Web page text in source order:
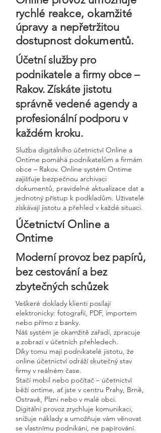
rychlé reakce, okamžité
úpravy a nepřetržitou
dostupnost dokumentů.
Účetní služby pro
podnikatele a firmy obce –
Rakov. Získáte jistotu
správně vedené agendy a
profesionální podporu v
každém kroku.
Služba digitálního účetnictví Online a
Ontime pomáhá podnikatelům a firmám
obce – Rakov. Online systém Ontime
zajišťuje bezpečnou archivaci
dokumentů, pravidelné aktualizace dat a
jednotný přístup k podkladům. Uživatelé
získávají jistotu a přehled v každé situaci.
Účetnictví Online a
Ontime
Moderní provoz bez papírů,
bez cestování a bez
zbytečných schůzek
Veškeré doklady klienti posílají
elektronicky: fotografií, PDF, importem
nebo přímo z banky.
Náš systém je okamžitě zařadí, zpracuje
a zobrazí v účetních přehledech.
Díky tomu mají podnikatelé jistotu, že
online účetnictví odráží skutečný stav
firmy v reálném čase.
Stačí mobil nebo počítač – účetnictví
běží ontime, ať jste v centru Prahy, Brně,
Ostravě, Plzni nebo v malé obci.
Digitální provoz zrychluje komunikaci,
snižuje náklady a umožňuje vám věnovat
se vlastnímu podnikání, ne papírování.